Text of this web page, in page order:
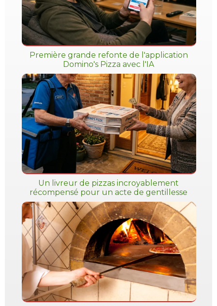
Première grande refonte de l'application
Domino's Pizza avec l'IA
Un livreur de pizzas incroyablement
récompensé pour un acte de gentillesse